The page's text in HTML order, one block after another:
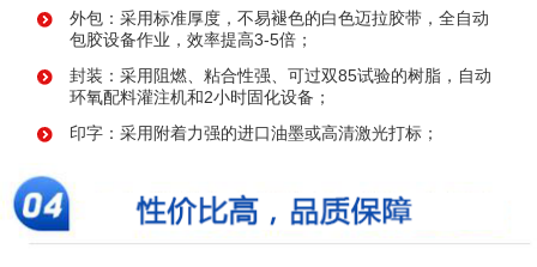
外包：采用标准厚度，不易褪色的白色迈拉胶带，全自动
包胶设备作业，效率提高3-5倍；
封装：采用阻燃、粘合性强、可过双85试验的树脂，自动
环氧配料灌注机和2小时固化设备；
印字：采用附着力强的进口油墨或高清激光打标；